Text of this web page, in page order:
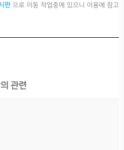
판 으로 이동 작업중에 있으니 이용에 참고
관련